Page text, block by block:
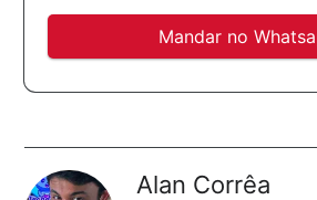
Mandar no
Alan Corrêa